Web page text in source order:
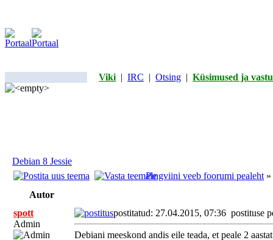
Viki | IRC | Otsing | Küsimused ja
Debian 8 Jessie
Pingviini veeb foorumi pealeht »
Autor
spott
Admin
postitatud: 27.04.2015, 07:36 postituse
Debiani meeskond andis eile teada, et peale 2